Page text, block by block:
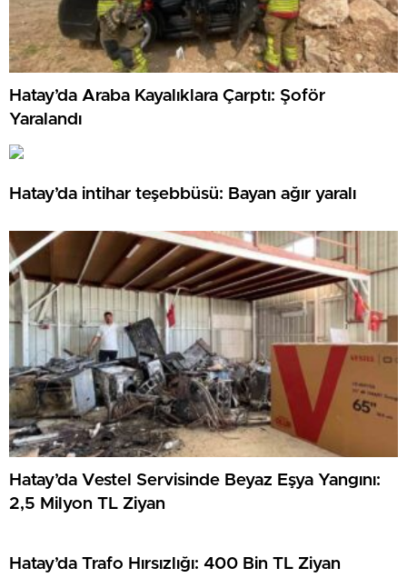
Hatay’da Araba Kayalıklara Çarptı: Şoför
Yaralandı
Hatay’da intihar teşebbüsü: Bayan ağır yaralı
Hatay’da Vestel Servisinde Beyaz Eşya Yangını:
2,5 Milyon TL Ziyan
Hatay’da Trafo Hırsızlığı: 400 Bin TL Ziyan